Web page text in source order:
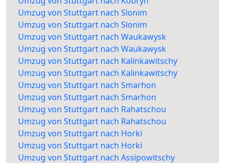
Umzug von Stuttgart nach Slonim
Umzug von Stuttgart nach Slonim
Umzug von Stuttgart nach Waukawysk
Umzug von Stuttgart nach Waukawysk
Umzug von Stuttgart nach Kalinkawitschy
Umzug von Stuttgart nach Kalinkawitschy
Umzug von Stuttgart nach Smarhon
Umzug von Stuttgart nach Smarhon
Umzug von Stuttgart nach Rahatschou
Umzug von Stuttgart nach Rahatschou
Umzug von Stuttgart nach Horki
Umzug von Stuttgart nach Horki
Umzug von Stuttgart nach Assipowitschy